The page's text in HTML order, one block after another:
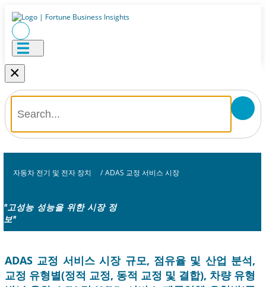
×
자동차 전기 및 전자 장치 / ADAS 교정 서비스 시장
"고성능 성능을 위한 시장 정
보"
ADAS 교정 서비스 시장 규모, 점유율 및 산업 분석,
교정 유형별(정적 교정, 동적 교정 및 결합), 차량 유형